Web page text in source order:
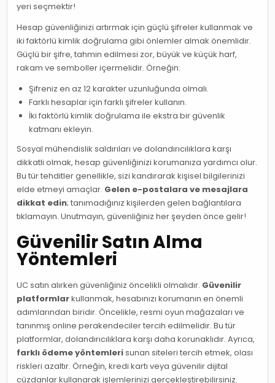
yeri seçmektir!
Hesap güvenliğinizi artırmak için güçlü şifreler kullanmak ve
iki faktörlü kimlik doğrulama gibi önlemler almak önemlidir.
Güçlü bir şifre, tahmin edilmesi zor, büyük ve küçük harf,
rakam ve semboller içermelidir. Örneğin:
Şifreniz en az 12 karakter uzunluğunda olmalı.
Farklı hesaplar için farklı şifreler kullanın.
İki faktörlü kimlik doğrulama ile ekstra bir güvenlik
katmanı ekleyin.
Sosyal mühendislik saldırıları ve dolandırıcılıklara karşı
dikkatli olmak, hesap güvenliğinizi korumanıza yardımcı olur.
Bu tür tehditler genellikle, sizi kandırarak kişisel bilgilerinizi
elde etmeyi amaçlar. Gelen e-postalara ve mesajlara
dikkat edin; tanımadığınız kişilerden gelen bağlantılara
tıklamayın. Unutmayın, güvenliğiniz her şeyden önce gelir!
Güvenilir Satın Alma
Yöntemleri
UC satın alırken güvenliğiniz öncelikli olmalıdır. Güvenilir
platformlarkullanmak, hesabınızı korumanın en önemli
adımlarından biridir. Öncelikle, resmi oyun mağazaları ve
tanınmış online perakendeciler tercih edilmelidir. Bu tür
platformlar, dolandırıcılıklara karşı daha korunaklıdır. Ayrıca,
farklı ödeme yöntemlerisunan siteleri tercih etmek, olası
riskleri azaltır. Örneğin, kredi kartı veya güvenilir dijital
cüzdanlar kullanarak işlemlerinizi gerçekleştirebilirsiniz.